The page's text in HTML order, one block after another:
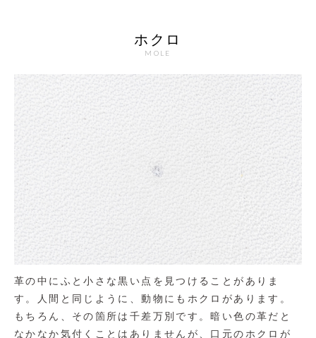
ホクロ
MOLE
革の中にふと小さな黒い点を見つけることがありま
す。人間と同じように、動物にもホクロがあります。
もちろん、その箇所は千差万別です。暗い色の革だと
なかなか気付くことはありませんが、口元のホクロが